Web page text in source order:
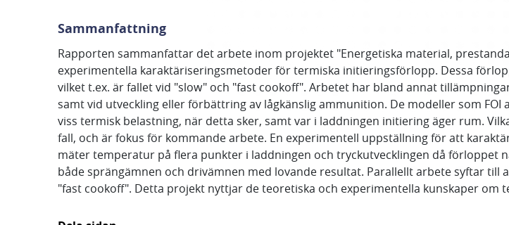
Sammanfattning
Rapporten sammanfattar det arbete inom projektet "Energetiska material,
experimentella karaktäriseringsmetoder för termiska initieringsförlopp. Dessa
vilket t.ex. är fallet vid "slow" och "fast cookoff". Arbetet har bland annat
samt vid utveckling eller förbättring av lågkänslig ammunition. De modeller som
viss termisk belastning, när detta sker, samt var i laddningen initiering äger rum.
fall, och är fokus för kommande arbete. En experimentell uppställning för att
mäter temperatur på flera punkter i laddningen och tryckutvecklingen då
både sprängämnen och drivämnen med lovande resultat. Parallellt arbete syftar
"fast cookoff". Detta projekt nyttjar de teoretiska och experimentella kunskaper om